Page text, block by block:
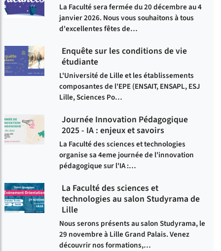
La Faculté sera fermée du 20 décembre au 4
janvier 2026. Nous vous souhaitons à tous
d'excellentes fêtes de…
Enquête sur les conditions de vie
étudiante
L'Université de Lille et les établissements
composantes de l'EPE (ENSAIT, ENSAPL, ESJ
Lille, Sciences Po…
Journée Innovation Pédagogique
2025 - IA : enjeux et savoirs
La Faculté des sciences et technologies
organise sa 4eme journée de l'innovation
pédagogique sur l'IA :…
La Faculté des sciences et
technologies au salon Studyrama de
Lille
Nous serons présents au salon Studyrama, le
29 novembre à Lille Grand Palais. Venez
découvrir nos formations,…